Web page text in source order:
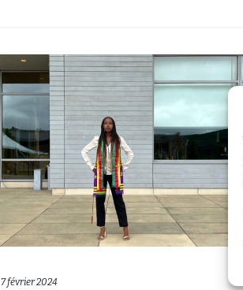
7 février 2024